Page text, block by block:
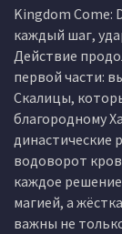
Kingdom Come:
каждый шаг,
Действие
первой части:
Скалицы,
благородному
династические
водоворот
каждое
магией, а
важны не